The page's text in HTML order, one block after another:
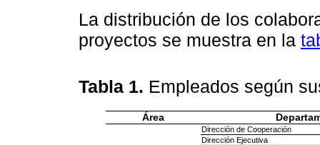
La distribución de los
proyectos se muestra en la
Tabla 1. Empleados según
Área
Dirección de Cooperación
Dirección Ejecutiva